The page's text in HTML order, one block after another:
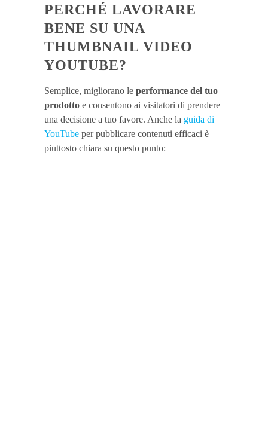
PERCHÉ LAVORARE
BENE SU UNA
THUMBNAIL VIDEO
YOUTUBE?
Semplice, migliorano le performance del tuo
prodotto e consentono ai visitatori di prendere
una decisione a tuo favore. Anche la guida di
YouTube per pubblicare contenuti efficaci è
piuttosto chiara su questo punto: